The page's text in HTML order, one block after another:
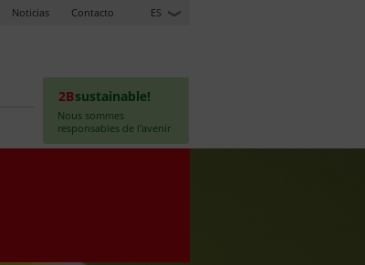
ES
Noticias Contacto
2Bsustainable!
Nous sommes
responsables de l'avenir